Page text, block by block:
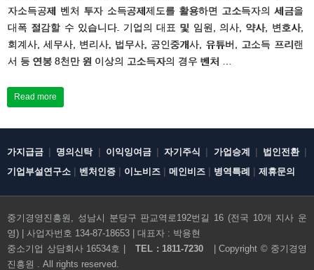
전화문의하기
자소득공제 벤처 투자 소득공제제도를 활용하면 고소득자의 세금을
대폭 절감할 수 있습니다. 기업의 대표 및 임원, 의사, 약사, 변호사,
회계사, 세무사, 변리사, 법무사, 공인중개사, 유튜버, 고소득 프리랜
서 등 연봉 8천만 원 이상의 고소득자의 경우 벤처 …
Read more
가지급금 | 명의신탁| 이익잉여금|자기주식 | 가업승계 | 법인전환|
기업부설연구소 | 벤처인증 | 이노비즈 | 메인비즈 | 병역특례 | 제휴문의
중기경영진흥원, 성남시 분당구 판교역로192번길 16 (전국 10개 지사 운
영) | 사업자번호 134-87-18653 | 대표자 : 박용현
중소기업 상담회사 16534호 |
TEL : 1811-7230 | Copyright © 중기경영
진흥원
. All rights reserved.